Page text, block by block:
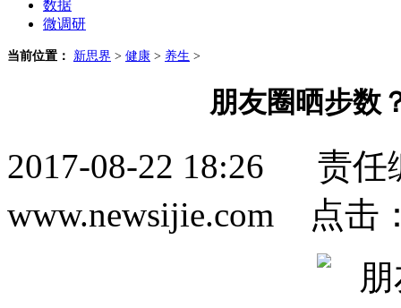
数据
微调研
当前位置： 新思界 > 健康 > 养生 >
朋友圈晒步数
2017-08-22 18:26 责
www.newsijie.com 点击